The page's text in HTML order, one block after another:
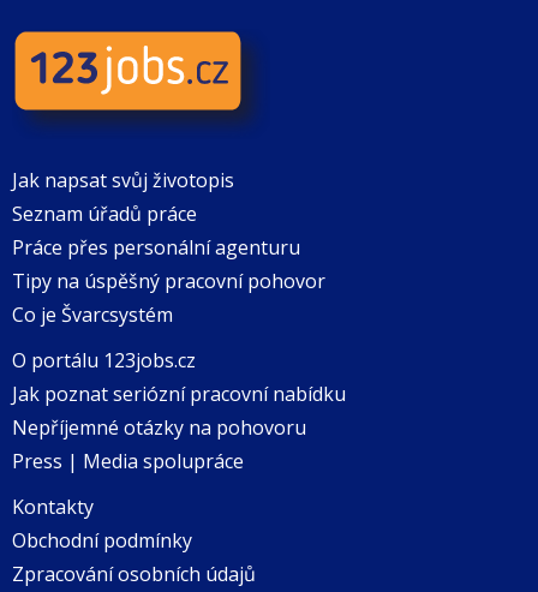
Jak napsat svůj životopis
Seznam úřadů práce
Práce přes personální agenturu
Tipy na úspěšný pracovní pohovor
Co je Švarcsystém
O portálu 123jobs.cz
Jak poznat seriózní pracovní nabídku
Nepříjemné otázky na pohovoru
Press | Media spolupráce
Kontakty
Obchodní podmínky
Zpracování osobních údajů